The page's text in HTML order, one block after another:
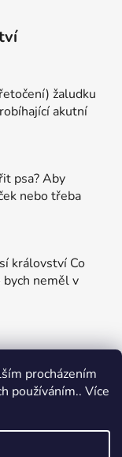
procházením
používáním.. Více
žaludku
akutní
psa? Aby
nebo třeba
království Co
neměl v